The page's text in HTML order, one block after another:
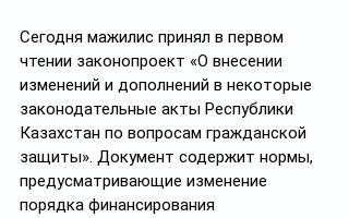
Сегодня мажилис принял в первом
чтении законопроект «О внесении
изменений и дополнений в некоторые
законодательные акты Республики
Казахстан по вопросам гражданской
защиты». Документ содержит нормы,
предусматривающие изменение
порядка финансирования